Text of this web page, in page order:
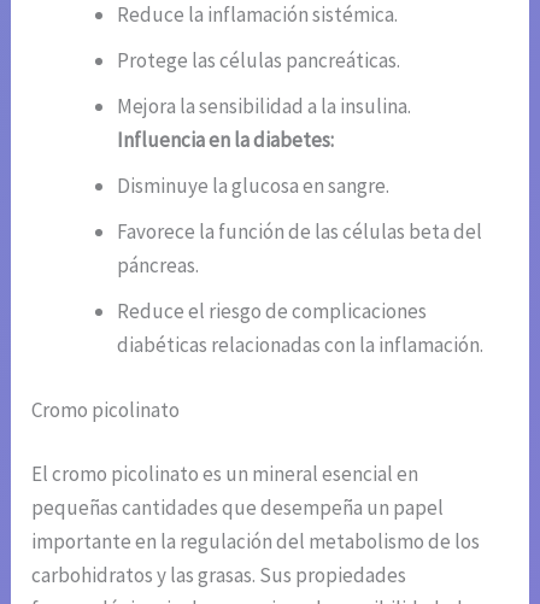
Reduce la inflamación sistémica.
Protege las células pancreáticas.
Mejora la sensibilidad a la insulina.
Influencia en la diabetes:
Disminuye la glucosa en sangre.
Favorece la función de las células beta del
páncreas.
Reduce el riesgo de complicaciones
diabéticas relacionadas con la inflamación.
Cromo picolinato
El cromo picolinato es un mineral esencial en
pequeñas cantidades que desempeña un papel
importante en la regulación del metabolismo de los
carbohidratos y las grasas. Sus propiedades